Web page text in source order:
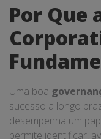
Por Que
Uma boa
sucesso a longo
desempenha um
permite identificar,